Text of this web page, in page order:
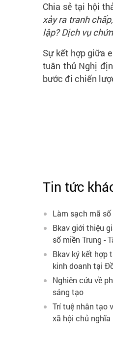
Chia sẻ tại hội
xảy ra tranh
lập? Dịch vụ
Sự kết hợp giữa
tuân thủ Nghị
bước đi chiến
Tin tức
Làm sạch mã
Bkav giới thiệu
số miền Trung -
Bkav ký kết hợp
kinh doanh tại
Nghiên cứu về
sáng tạo
Trí tuệ nhân tạo
xã hội chủ nghĩa